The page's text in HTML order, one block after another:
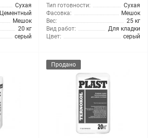
Сухая
Цементный
Мешок
20 кг
серый
Тип готовности:
Сухая
Фасовка:
Мешок
Вес:
25 кг
Вид работ:
Для кладки
Цвет:
серый
Продано